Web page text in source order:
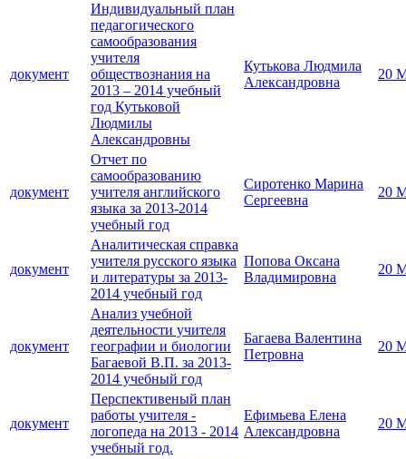
документ
Индивидуальный план
педагогического
самообразования
учителя
обществознания на
2013 – 2014 учебный
год Кутьковой
Людмилы
Александровны
Кутькова Людмила
Александровна
20
документ
Отчет по
самообразованию
учителя английского
языка за 2013-2014
учебный год
Сиротенко Марина
Сергеевна
20
документ
Аналитическая справка
учителя русского языка
и литературы за 2013-
2014 учебный год
Попова Оксана
Владимировна
20
документ
Анализ учебной
деятельности учителя
географии и биологии
Багаевой В.П. за 2013-
2014 учебный год
Багаева Валентина
Петровна
20
документ
Перспективеный план
работы учителя -
логопеда на 2013 - 2014
учебный год.
Ефимьева Елена
Александровна
20